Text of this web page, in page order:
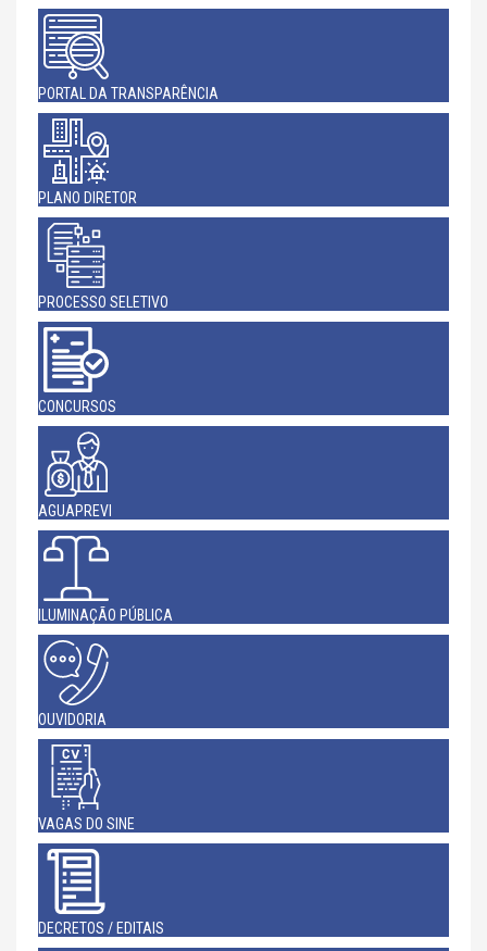
PORTAL DA TRANSPARÊNCIA
PLANO DIRETOR
PROCESSO SELETIVO
CONCURSOS
AGUAPREVI
ILUMINAÇÃO PÚBLICA
OUVIDORIA
VAGAS DO SINE
DECRETOS / EDITAIS